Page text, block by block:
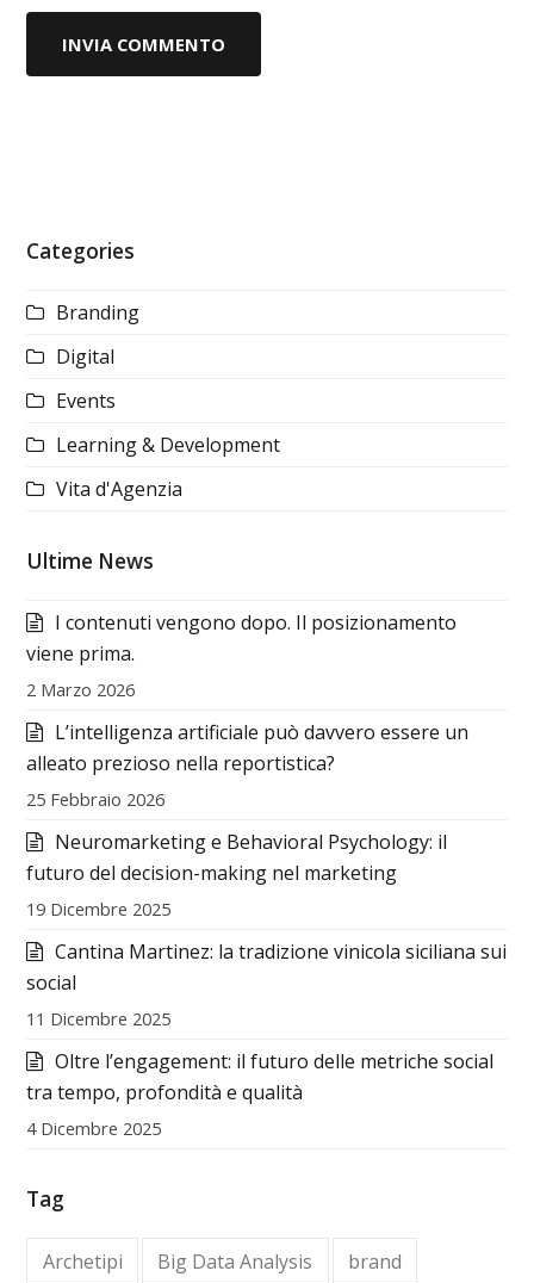
Categories
Branding
Digital
Events
Learning & Development
Vita d'Agenzia
Ultime News
I contenuti vengono dopo. Il posizionamento
viene prima.
2 Marzo 2026
L’intelligenza artificiale può davvero essere un
alleato prezioso nella reportistica?
25 Febbraio 2026
Neuromarketing e Behavioral Psychology: il
futuro del decision-making nel marketing
19 Dicembre 2025
Cantina Martinez: la tradizione vinicola siciliana sui
social
11 Dicembre 2025
Oltre l’engagement: il futuro delle metriche social
tra tempo, profondità e qualità
4 Dicembre 2025
Tag
Archetipi Big Data Analysis
brand